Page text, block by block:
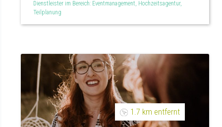
Dienstleister im Bereich: Eventmanagement, Hochzeitsagentur,
Teilplanung
1.7 km entfernt